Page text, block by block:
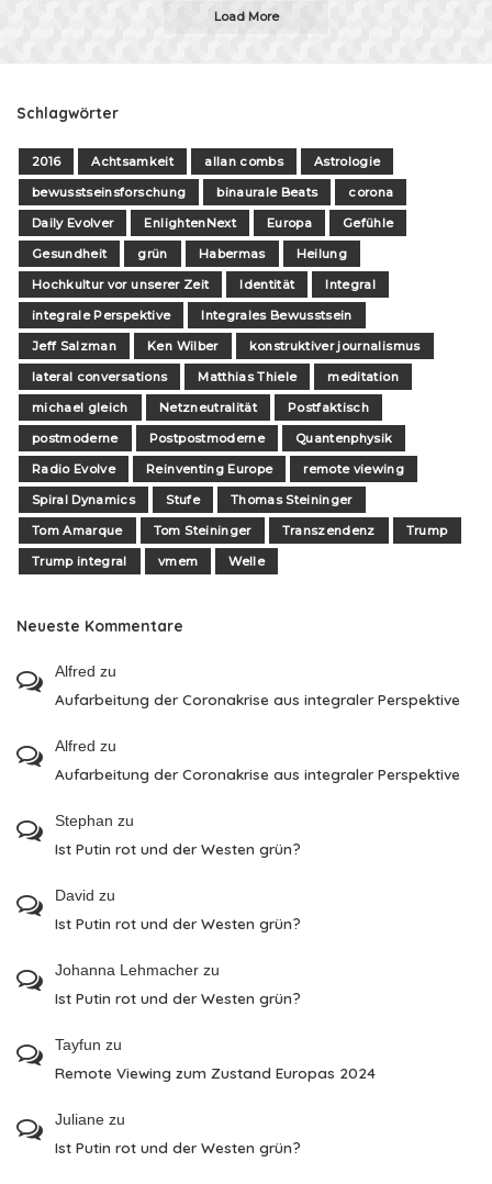
Load More
Schlagwörter
2016 Achtsamkeit allan combs
Astrologie
bewusstseinsforschung
binaurale Beats
corona
Daily Evolver
EnlightenNext Europa
Gefühle
Gesundheit
grün Habermas
Heilung
Hochkultur vor unserer Zeit
Identität
Integral
integrale Perspektive
Integrales Bewusstsein
Jeff Salzman
Ken Wilber
konstruktiver journalismus
lateral conversations
Matthias Thiele
meditation
michael gleich
Netzneutralität
Postfaktisch
postmoderne
Postpostmoderne
Quantenphysik
Radio Evolve
Reinventing Europe
remote viewing
Spiral Dynamics
Stufe
Thomas Steininger
Tom Amarque
Tom Steininger Transzendenz
Trump
Trump integral
vmem Welle
Neueste Kommentare
Alfred zu
Aufarbeitung der Coronakrise aus integraler Perspektive
Alfred zu
Aufarbeitung der Coronakrise aus integraler Perspektive
Stephan zu
Ist Putin rot und der Westen grün?
David zu
Ist Putin rot und der Westen grün?
Johanna Lehmacher zu
Ist Putin rot und der Westen grün?
Tayfun zu
Remote Viewing zum Zustand Europas 2024
Juliane zu
Ist Putin rot und der Westen grün?